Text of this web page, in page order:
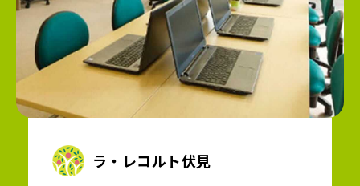
ラ・レコルト伏見